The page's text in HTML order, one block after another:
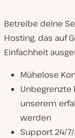
Betreibe deine
Hosting, das auf
Einfachheit
Mühelose
Unbegrenzte
unserem
werden
Support 24/